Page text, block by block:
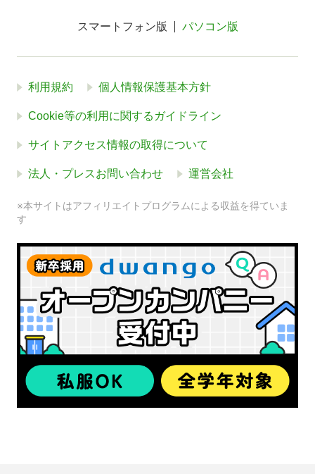
スマートフォン版 パソコン版
利用規約 個人情報保護基本方針
Cookie等の利用に関するガイドライン
サイトアクセス情報の取得について
法人・プレスお問い合わせ 運営会社
※本サイトはアフィリエイトプログラムによる収益を得ていま
す